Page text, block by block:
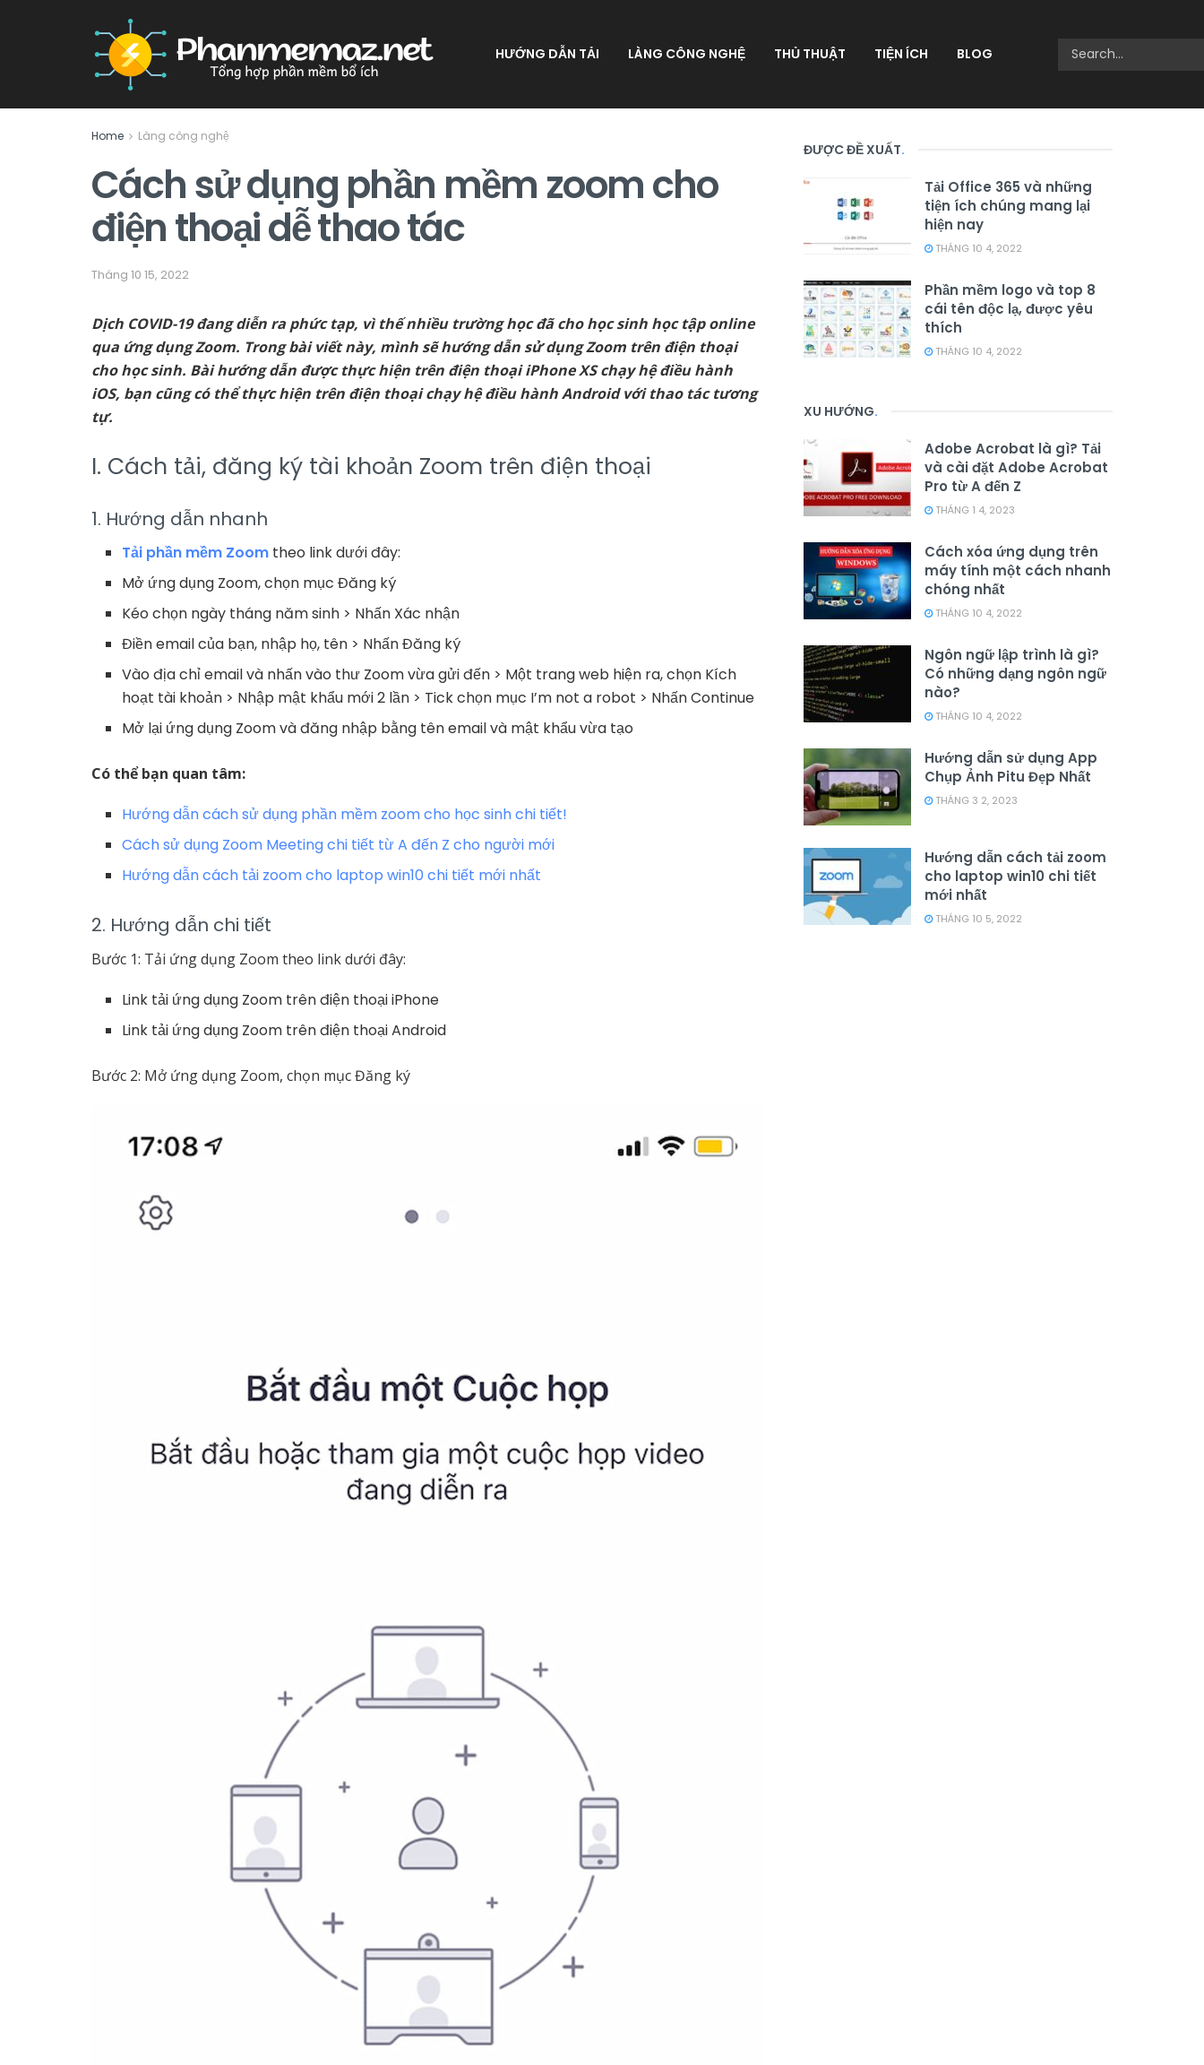
HƯỚNG DẪN TẢI LÀNG CÔNG NGHỆ THỦ THUẬT TIỆN ÍCH BLOG
Home Làng công nghệ
Cách sử dụng phần mềm zoom cho
điện thoại dễ thao tác
Tháng 10 15, 2022
Dịch COVID-19 đang diễn ra phức tạp, vì thế nhiều trường học đã cho học sinh học tập online
qua ứng dụng Zoom. Trong bài viết này, mình sẽ hướng dẫn sử dụng Zoom trên điện thoại
cho học sinh. Bài hướng dẫn được thực hiện trên điện thoại iPhone XS chạy hệ điều hành
iOS, bạn cũng có thể thực hiện trên điện thoại chạy hệ điều hành Android với thao tác tương
tự.
I. Cách tải, đăng ký tài khoản Zoom trên điện thoại
1. Hướng dẫn nhanh
Tải phần mềm Zoom theo link dưới đây:
Mở ứng dụng Zoom, chọn mục Đăng ký
Kéo chọn ngày tháng năm sinh > Nhấn Xác nhận
Điền email của bạn, nhập họ, tên > Nhấn Đăng ký
Vào địa chỉ email và nhấn vào thư Zoom vừa gửi đến > Một trang web hiện ra, chọn Kích
hoạt tài khoản > Nhập mật khẩu mới 2 lần > Tick chọn mục I’m not a robot > Nhấn Continue
Mở lại ứng dụng Zoom và đăng nhập bằng tên email và mật khẩu vừa tạo
Có thể bạn quan tâm:
Hướng dẫn cách sử dụng phần mềm zoom cho học sinh chi tiết!
Cách sử dụng Zoom Meeting chi tiết từ A đến Z cho người mới
Hướng dẫn cách tải zoom cho laptop win10 chi tiết mới nhất
2. Hướng dẫn chi tiết
Bước 1: Tải ứng dụng Zoom theo link dưới đây:
Link tải ứng dụng Zoom trên điện thoại iPhone
Link tải ứng dụng Zoom trên điện thoại Android
Bước 2: Mở ứng dụng Zoom, chọn mục Đăng ký
ĐƯỢC ĐỀ XUẤT.
Tải Office 365 và những
tiện ích chúng mang lại
hiện nay
THÁNG 10 4, 2022
Phần mềm logo và top 8
cái tên độc lạ, được yêu
thích
THÁNG 10 4, 2022
XU HƯỚNG.
Adobe Acrobat là gì? Tải
và cài đặt Adobe Acrobat
Pro từ A đến Z
THÁNG 1 4, 2023
Cách xóa ứng dụng trên
máy tính một cách nhanh
chóng nhất
THÁNG 10 4, 2022
Ngôn ngữ lập trình là gì?
Có những dạng ngôn ngữ
nào?
THÁNG 10 4, 2022
Hướng dẫn sử dụng App
Chụp Ảnh Pitu Đẹp Nhất
THÁNG 3 2, 2023
Hướng dẫn cách tải zoom
cho laptop win10 chi tiết
mới nhất
THÁNG 10 5, 2022